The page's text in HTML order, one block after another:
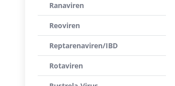
Ranaviren
Reoviren
Reptarenaviren/IBD
Rotaviren